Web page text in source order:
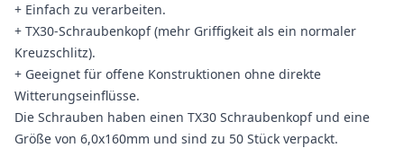
+ Einfach zu verarbeiten.
+ TX30-Schraubenkopf (mehr Griffigkeit als ein normaler
Kreuzschlitz).
+ Geeignet für offene Konstruktionen ohne direkte
Witterungseinflüsse.
Die Schrauben haben einen TX30 Schraubenkopf und eine
Größe von 6,0x160mm und sind zu 50 Stück verpackt.